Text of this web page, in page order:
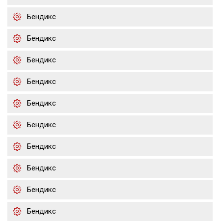
Бендикс
Бендикс
Бендикс
Бендикс
Бендикс
Бендикс
Бендикс
Бендикс
Бендикс
Бендикс